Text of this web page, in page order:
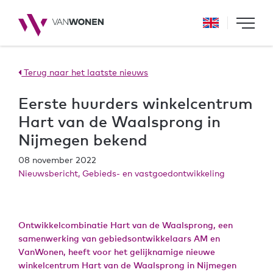
Terug naar het laatste nieuws
Eerste huurders winkelcentrum
Hart van de Waalsprong in
Nijmegen bekend
08 november 2022
Nieuwsbericht, Gebieds- en vastgoedontwikkeling
Ontwikkelcombinatie Hart van de Waalsprong, een
samenwerking van gebiedsontwikkelaars AM en
VanWonen, heeft voor het gelijknamige nieuwe
winkelcentrum Hart van de Waalsprong in Nijmegen